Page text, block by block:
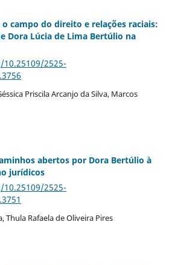
campo do direito e relações raciais:
Dora Lúcia de Lima Bertúlio na
2525-
Priscila Arcanjo da Silva, Marcos
abertos por Dora Bertúlio à
jurídicos
2525-
Thula Rafaela de Oliveira Pires